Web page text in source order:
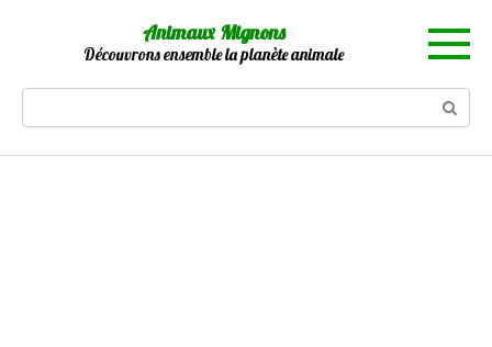
Animaux Mignons
Découvrons ensemble la planète animale